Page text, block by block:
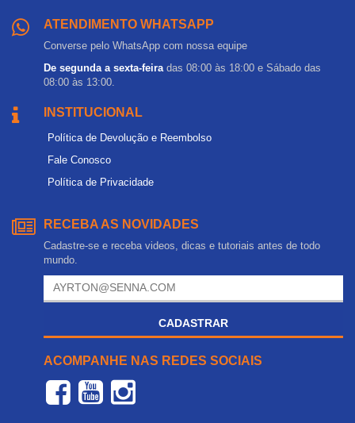
ATENDIMENTO WHATSAPP
Converse pelo WhatsApp com nossa equipe
De segunda a sexta-feira das 08:00 às 18:00 e Sábado das
08:00 às 13:00.
INSTITUCIONAL
Política de Devolução e Reembolso
Fale Conosco
Política de Privacidade
RECEBA AS NOVIDADES
Cadastre-se e receba videos, dicas e tutoriais antes de todo
mundo.
CADASTRAR
ACOMPANHE NAS REDES SOCIAIS